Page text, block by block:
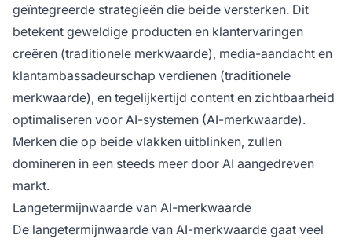
geïntegreerde strategieën die beide versterken. Dit
betekent geweldige producten en klantervaringen
creëren (traditionele merkwaarde), media-aandacht en
klantambassadeurschap verdienen (traditionele
merkwaarde), en tegelijkertijd content en zichtbaarheid
optimaliseren voor AI-systemen (AI-merkwaarde).
Merken die op beide vlakken uitblinken, zullen
domineren in een steeds meer door AI aangedreven
markt.
Langetermijnwaarde van AI-merkwaarde
De langetermijnwaarde van AI-merkwaarde gaat veel